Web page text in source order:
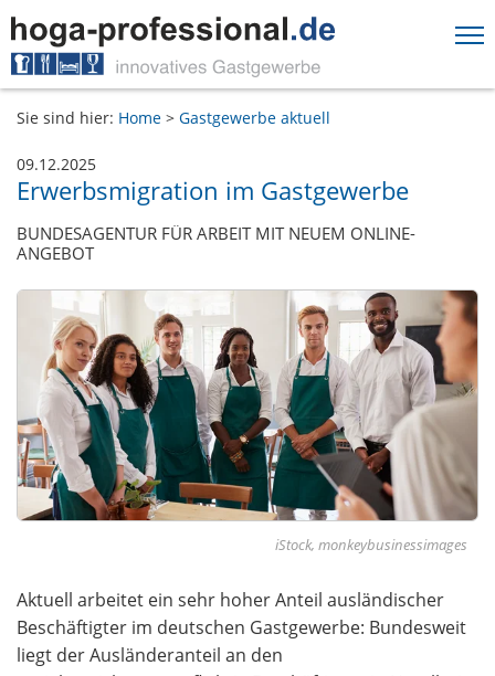
Springe direkt zu:
Hauptmenü
Inhalt
Fußzeile
Sie sind hier: Home > Gastgewerbe aktuell
09.12.2025
Erwerbsmigration im Gastgewerbe
BUNDESAGENTUR FÜR ARBEIT MIT NEUEM ONLINE-
ANGEBOT
iStock, monkeybusinessimages
Aktuell arbeitet ein sehr hoher Anteil ausländischer
Beschäftigter im deutschen Gastgewerbe: Bundesweit
liegt der Ausländeranteil an den